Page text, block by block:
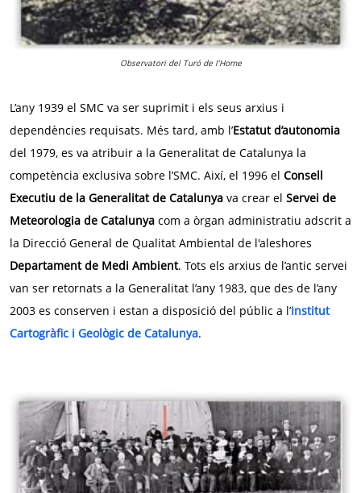
Observatori del Turó de l’Home
L’any 1939 el SMC va ser suprimit i els seus arxius i
dependències requisats. Més tard, amb l’Estatut d’autonomia
del 1979, es va atribuir a la Generalitat de Catalunya la
competència exclusiva sobre l’SMC. Així, el 1996 el Consell
Executiu de la Generalitat de Catalunya va crear el Servei de
Meteorologia de Catalunya com a òrgan administratiu adscrit a
la Direcció General de Qualitat Ambiental de l'aleshores
Departament de Medi Ambient. Tots els arxius de l’antic servei
van ser retornats a la Generalitat l’any 1983, que des de l’any
2003 es conserven i estan a disposició del públic a l’Institut
Cartogràfic i Geològic de Catalunya.